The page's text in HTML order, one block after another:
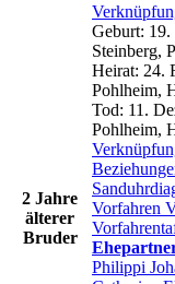
2 Jahre
älterer
Bruder
Geburt: 19.
Steinberg,
Heirat: 24.
Pohlheim,
Tod: 11.
Pohlheim,
Vorfahren
Philippi